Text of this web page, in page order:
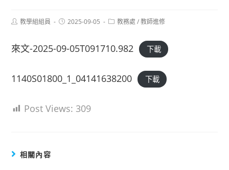
Post教學組組員
Post2025-09-05
Post教務處 / 教師進修
來文-2025-09-05T091710.982 下載
1140S01800_1_04141638200 下載
Post Views: 309
相關內容